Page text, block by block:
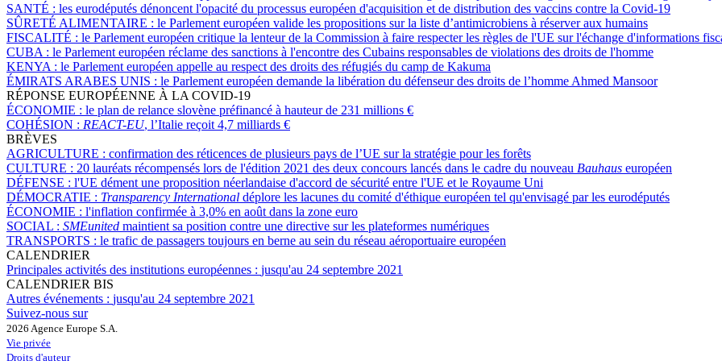
SANTÉ : les eurodéputés dénoncent l'opacité du processus européen d'acquisition et de distribution des vaccins contre la Covid-19
SÛRETÉ ALIMENTAIRE : le Parlement européen valide les propositions sur la liste d’antimicrobiens à réserver aux humains
FISCALITÉ : le Parlement européen critique la lenteur de la Commission à faire respecter les règles de l'UE sur l'échange d'informations
CUBA : le Parlement européen réclame des sanctions à l'encontre des Cubains responsables de violations des droits de l'homme
KENYA : le Parlement européen appelle au respect des droits des réfugiés du camp de Kakuma
ÉMIRATS ARABES UNIS : le Parlement européen demande la libération du défenseur des droits de l’homme Ahmed Mansoor
RÉPONSE EUROPÉENNE À LA COVID-19
ÉCONOMIE : le plan de relance slovène préfinancé à hauteur de 231 millions €
COHÉSION : REACT-EU, l’Italie reçoit 4,7 milliards €
BRÈVES
AGRICULTURE : confirmation des réticences de plusieurs pays de l’UE sur la stratégie pour les forêts
CULTURE : 20 lauréats récompensés lors de l'édition 2021 des deux concours lancés dans le cadre du nouveau Bauhaus européen
DÉFENSE : l'UE dément une proposition néerlandaise d'accord de sécurité entre l'UE et le Royaume Uni
DÉMOCRATIE : Transparency International déplore les lacunes du comité d'éthique européen tel qu'envisagé par les eurodéputés
ÉCONOMIE : l'inflation confirmée à 3,0% en août dans la zone euro
SOCIAL : SMEunited maintient sa position contre une directive sur les plateformes numériques
TRANSPORTS : le trafic de passagers toujours en berne au sein du réseau aéroportuaire européen
CALENDRIER
Principales activités des institutions européennes : jusqu'au 24 septembre 2021
CALENDRIER BIS
Autres événements : jusqu'au 24 septembre 2021
Suivez-nous sur
2026 Agence Europe S.A.
Vie privée
Droits d'auteur